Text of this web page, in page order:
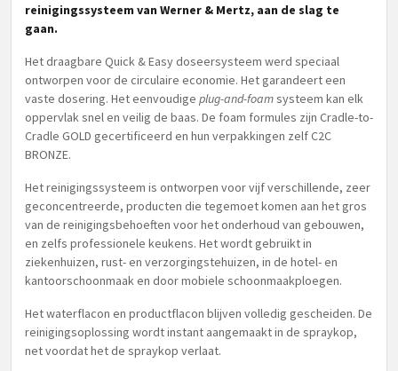
reinigingssysteem van Werner & Mertz, aan de slag te
gaan.
Het draagbare Quick & Easy doseersysteem werd speciaal
ontworpen voor de circulaire economie. Het garandeert een
vaste dosering. Het eenvoudige plug-and-foamsysteem kan elk
oppervlak snel en veilig de baas. De foam formules zijn Cradle-to-
Cradle GOLD gecertificeerd en hun verpakkingen zelf C2C
BRONZE.
Het reinigingssysteem is ontworpen voor vijf verschillende, zeer
geconcentreerde, producten die tegemoet komen aan het gros
van de reinigingsbehoeften voor het onderhoud van gebouwen,
en zelfs professionele keukens. Het wordt gebruikt in
ziekenhuizen, rust- en verzorgingstehuizen, in de hotel- en
kantoorschoonmaak en door mobiele schoonmaakploegen.
Het waterflacon en productflacon blijven volledig gescheiden. De
reinigingsoplossing wordt instant aangemaakt in de spraykop,
net voordat het de spraykop verlaat.